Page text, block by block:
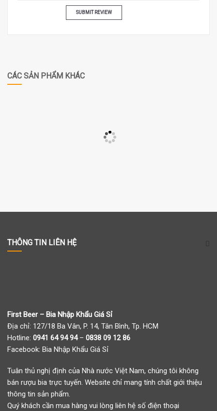
CÁC SẢN PHẨM KHÁC
THÔNG TIN LIÊN HỆ
First Beer – Bia Nhập Khẩu Giá Sỉ
Địa chỉ: 127/18 Ba Vân, P. 14, Tân Bình, Tp. HCM
Hotline: 0941 64 94 94– 0838 09 12 86
Facebook: Bia Nhập Khẩu Giá Sỉ
Tuân thủ nghị định của Nhà nước Việt Nam, chúng tôi không
bán rượu bia trực tuyến. Website chỉ mang tính chất giới thiệu
thông tin sản phẩm.
Quý khách cần mua hàng vui lòng liên hệ số điện thoại